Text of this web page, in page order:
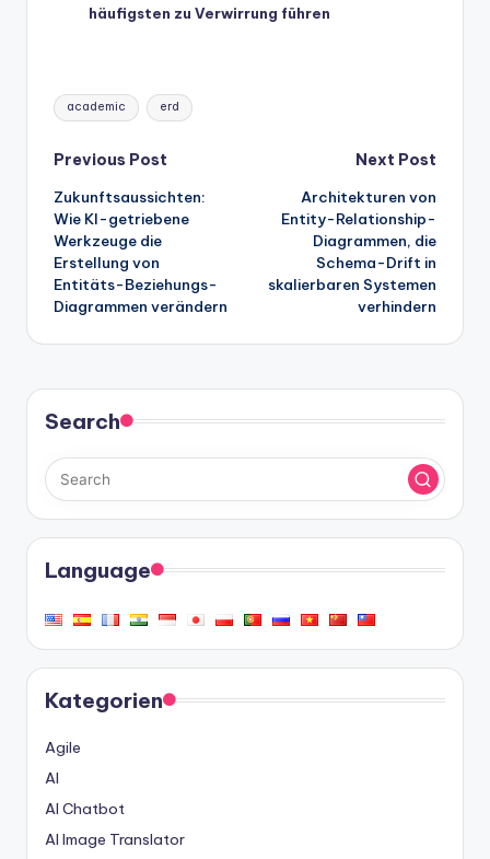
häufigsten zu Verwirrung führen
Tags:
academic erd
Post
navigation
Previous Post
Zukunftsaussichten:
Wie KI-getriebene
Werkzeuge die
Erstellung von
Entitäts-Beziehungs-
Diagrammen verändern
Next Post
Architekturen von
Entity-Relationship-
Diagrammen, die
Schema-Drift in
skalierbaren Systemen
verhindern
Search
Language
Kategorien
Agile
AI
AI Chatbot
AI Image Translator